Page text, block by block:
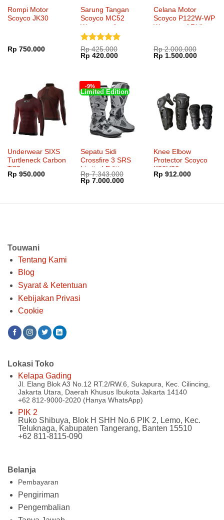
Rompi Motor
Scoyco JK30
Rp 750.000
Sarung Tangan
Scoyco MC52
Waterproof
Dinilai5
dari 5
Rp425.000
Harga
aslinya
Rp 420.000Harga
Rp 420.000.
Celana Motor
Scoyco P122W-WP
Waterproof Riding
Rp2.000.000
Harga
aslinya
Rp 1.500.000Harga
Underwear SIXS
Turtleneck Carbon
TS3
Rp 950.000
-9%
Limited Edition
Sepatu Sidi
Crossfire 3 SRS
Limited Edition
Black Ash
Rp7.343.000
Harga
aslinya
Rp 7.000.000Harga
Rp 7.000.000.
Knee Elbow
Protector Scoyco
K26H26
Rp 912.000
Touwani
Tentang Kami
Blog
Syarat & Ketentuan
Kebijakan Privasi
Cookie
Belanja
Pembayaran
Pengiriman
Pengembalian
Lokasi Toko
Kelapa Gading
Jl. Elang Blok A3 No.12 RT.2/RW.6, Sukapura, Kec. Cilincing,
Jakarta Utara, Daerah Khusus Ibukota Jakarta 14140
+62 812-9000-2020 (Hanya WhatsApp)
PIK 2
Ruko Shibuya, Blok H SHH No.6 PIK 2, Lemo, Kec.
Teluknaga, Kabupaten Tangerang, Banten 15510
+62 811-8115-090